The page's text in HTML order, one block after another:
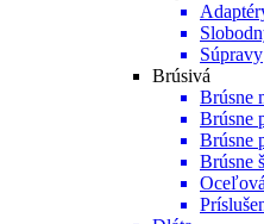
Súpravy
Brúsivá
Brúsne
Brúsne
Brúsne
Brúsne